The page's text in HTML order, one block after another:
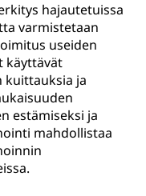
hajautetuissa
varmistetaan
useiden
käyttävät
kuittauksia ja
estämiseksi ja
mahdollistaa